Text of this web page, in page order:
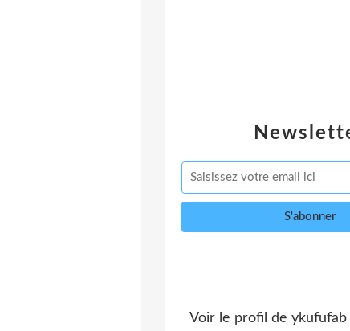
Voir le profil de ykufufab